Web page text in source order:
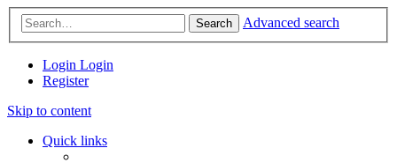
Search Advanced search
Login Login
Register
Skip to content
Quick links